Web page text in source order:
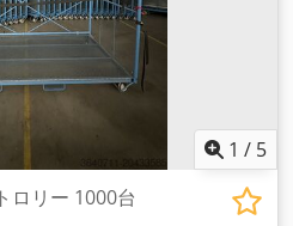
1 / 5
ロリー 1000台